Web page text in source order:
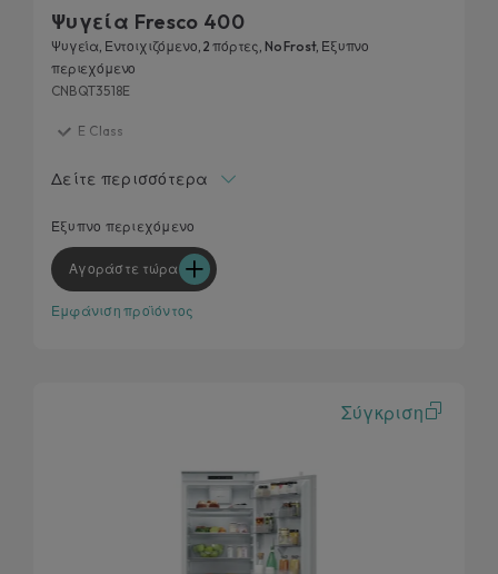
Ψυγεία Fresco 400
Ψυγεία, Εντοιχιζόμενο, 2 πόρτες, No Frost, Έξυπνο
περιεχόμενο
CNBQT3518E
E Class
Ιδανική θερμοκρασία για φρούτα και λαχανικά
Total no frost
Ένας κόσμος περιεχομένου εντός εφαρμογής
Δείτε περισσότερα
Έξυπνο περιεχόμενο
Αγοράστε τώρα
Εμφάνιση προϊόντος
Σύγκριση